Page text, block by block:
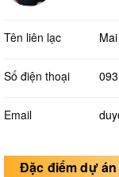
Tên liên lạc
Số điện thoại
Email
Đặc điểm dự án